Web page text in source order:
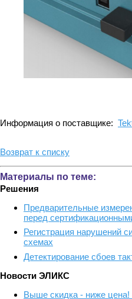
Информация о поставщике:
Возврат к списку
Материалы по теме:
Решения
Предварительные
перед
Регистрация нарушений
схемах
Детектирование сбоев
Новости ЭЛИКС
Выше скидка - ниже цена!